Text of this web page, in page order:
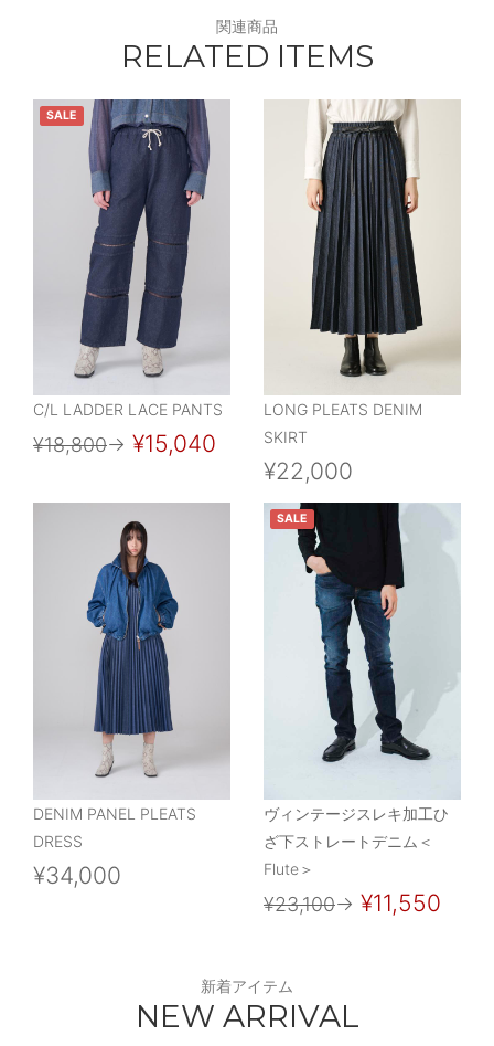
関連商品
RELATED ITEMS
SALE
C/L LADDER LACE PANTS
¥18,800→ ¥15,040
LONG PLEATS DENIM
SKIRT
¥22,000
DENIM PANEL PLEATS
DRESS
¥34,000
SALE
ヴィンテージスレキ加工ひ
ざ下ストレートデニム＜
Flute＞
¥23,100→ ¥11,550
新着アイテム
NEW ARRIVAL